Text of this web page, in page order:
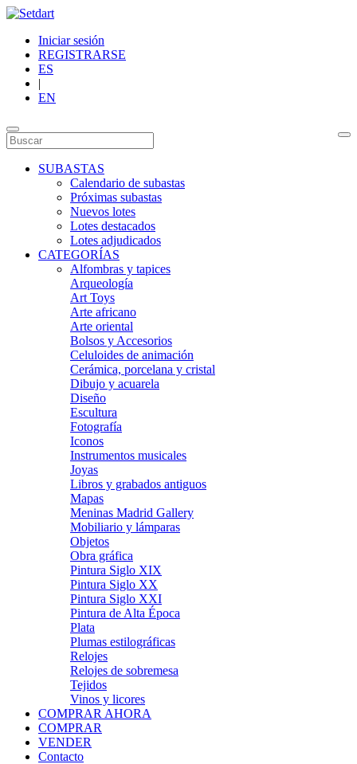
Iniciar sesión
REGISTRARSE
ES
|
EN
SUBASTAS
Calendario de subastas
Próximas subastas
Nuevos lotes
Lotes destacados
Lotes adjudicados
CATEGORÍAS
Alfombras y tapices
Arqueología
Art Toys
Arte africano
Arte oriental
Bolsos y Accesorios
Celuloides de animación
Cerámica, porcelana y cristal
Dibujo y acuarela
Diseño
Escultura
Fotografía
Iconos
Instrumentos musicales
Joyas
Libros y grabados antiguos
Mapas
Meninas Madrid Gallery
Mobiliario y lámparas
Objetos
Obra gráfica
Pintura Siglo XIX
Pintura Siglo XX
Pintura Siglo XXI
Pintura de Alta Época
Plata
Plumas estilográficas
Relojes
Relojes de sobremesa
Tejidos
Vinos y licores
COMPRAR AHORA
COMPRAR
VENDER
Contacto